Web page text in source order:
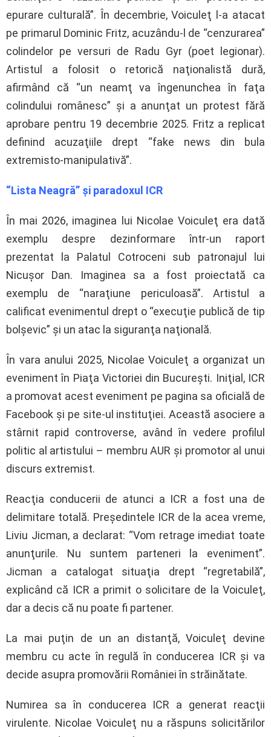
epurare culturală”. În decembrie, Voiculeţ l-a atacat
pe primarul Dominic Fritz, acuzându-l de “cenzurarea”
colindelor pe versuri de Radu Gyr (poet legionar).
Artistul a folosit o retorică naţionalistă dură,
afirmând că “un neamţ va îngenunchea în faţa
colindului românesc” şi a anunţat un protest fără
aprobare pentru 19 decembrie 2025. Fritz a replicat
definind acuzaţiile drept “fake news din bula
extremisto-manipulativă”.
“Lista Neagră” şi paradoxul ICR
În mai 2026, imaginea lui Nicolae Voiculeţ era dată
exemplu despre dezinformare într-un raport
prezentat la Palatul Cotroceni sub patronajul lui
Nicuşor Dan. Imaginea sa a fost proiectată ca
exemplu de “naraţiune periculoasă”. Artistul a
calificat evenimentul drept o “execuţie publică de tip
bolşevic” şi un atac la siguranţa naţională.
În vara anului 2025, Nicolae Voiculeţ a organizat un
eveniment în Piaţa Victoriei din Bucureşti. Iniţial, ICR
a promovat acest eveniment pe pagina sa oficială de
Facebook şi pe site-ul instituţiei. Această asociere a
stârnit rapid controverse, având în vedere profilul
politic al artistului – membru AUR şi promotor al unui
discurs extremist.
Reacţia conducerii de atunci a ICR a fost una de
delimitare totală. Preşedintele ICR de la acea vreme,
Liviu Jicman, a declarat: “Vom retrage imediat toate
anunţurile. Nu suntem parteneri la eveniment”.
Jicman a catalogat situaţia drept “regretabilă”,
explicând că ICR a primit o solicitare de la Voiculeţ,
dar a decis că nu poate fi partener.
La mai puţin de un an distanţă, Voiculeţ devine
membru cu acte în regulă în conducerea ICR şi va
decide asupra promovării României în străinătate.
Numirea sa în conducerea ICR a generat reacţii
virulente. Nicolae Voiculeţ nu a răspuns solicitărilor